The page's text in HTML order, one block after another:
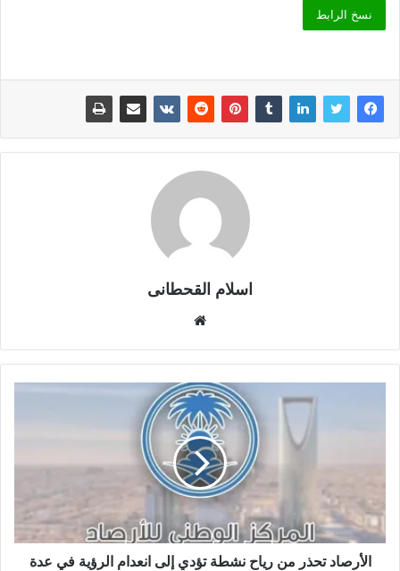
نسخ الرابط
اسلام القحطانى
ق
ع
ل
و
ي
ب
الأرصاد تحذر من رياح نشطة تؤدي إلى انعدام الرؤية في عدة